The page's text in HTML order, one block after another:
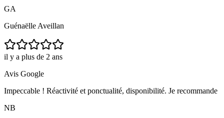
GA
Guénaëlle Aveillan
il y a plus de 2 ans
Avis Google
Impeccable ! Réactivité et ponctualité, disponibilité. Je recommande
NB